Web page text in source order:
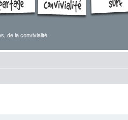
de la convivialité